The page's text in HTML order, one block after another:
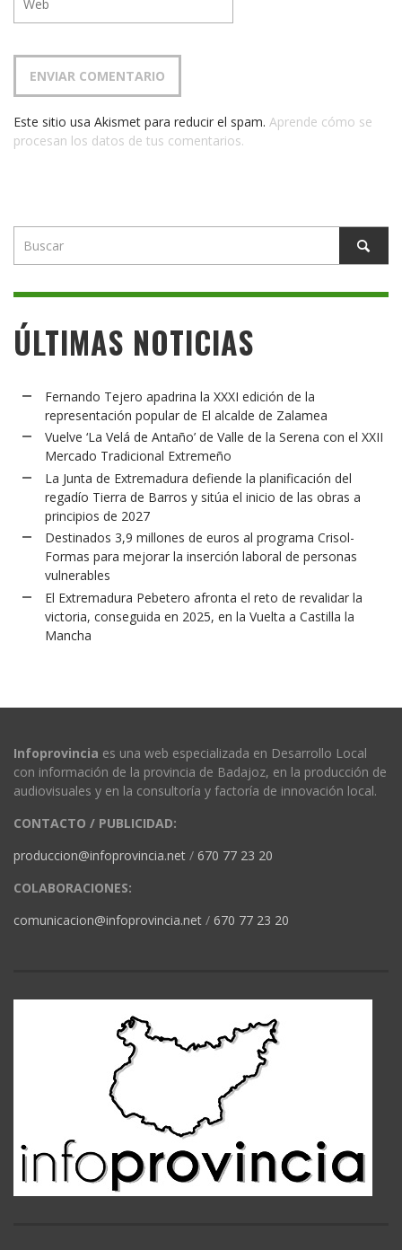
Este sitio usa Akismet para reducir el spam. Aprende cómo se
procesan los datos de tus comentarios.
ÚLTIMAS NOTICIAS
Fernando Tejero apadrina la XXXI edición de la
representación popular de El alcalde de Zalamea
Vuelve ‘La Velá de Antaño’ de Valle de la Serena con el XXII
Mercado Tradicional Extremeño
La Junta de Extremadura defiende la planificación del
regadío Tierra de Barros y sitúa el inicio de las obras a
principios de 2027
Destinados 3,9 millones de euros al programa Crisol-
Formas para mejorar la inserción laboral de personas
vulnerables
El Extremadura Pebetero afronta el reto de revalidar la
victoria, conseguida en 2025, en la Vuelta a Castilla la
Mancha
Infoprovincia es una web especializada en Desarrollo Local
con información de la provincia de Badajoz, en la producción de
audiovisuales y en la consultoría y factoría de innovación local.
CONTACTO / PUBLICIDAD:
produccion@infoprovincia.net / 670 77 23 20
COLABORACIONES:
comunicacion@infoprovincia.net / 670 77 23 20